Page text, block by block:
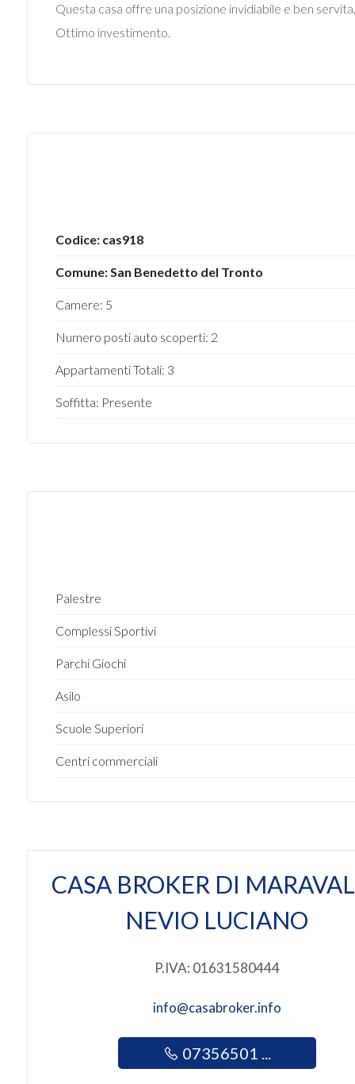
Questa casa offre una posizione invidiabile e ben
Ottimo investimento.
Codice: cas918
Comune: San Benedetto del Tronto
Camere: 5
Numero posti auto scoperti: 2
Appartamenti Totali: 3
Soffitta: Presente
Palestre
Complessi Sportivi
Parchi Giochi
Asilo
Scuole Superiori
Centri commerciali
CASA BROKER DI
NEVIO LUCIANO
P.IVA: 01631580444
info@casabroker.info
07356501 ...
Qualsiasi
Qualsiasi